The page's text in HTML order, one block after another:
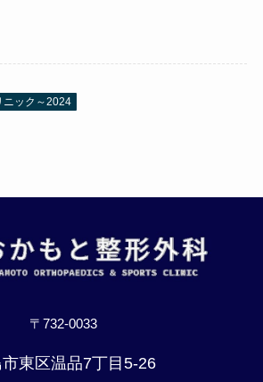
ニック～2024
〒732-0033
市東区温品7丁目5-26